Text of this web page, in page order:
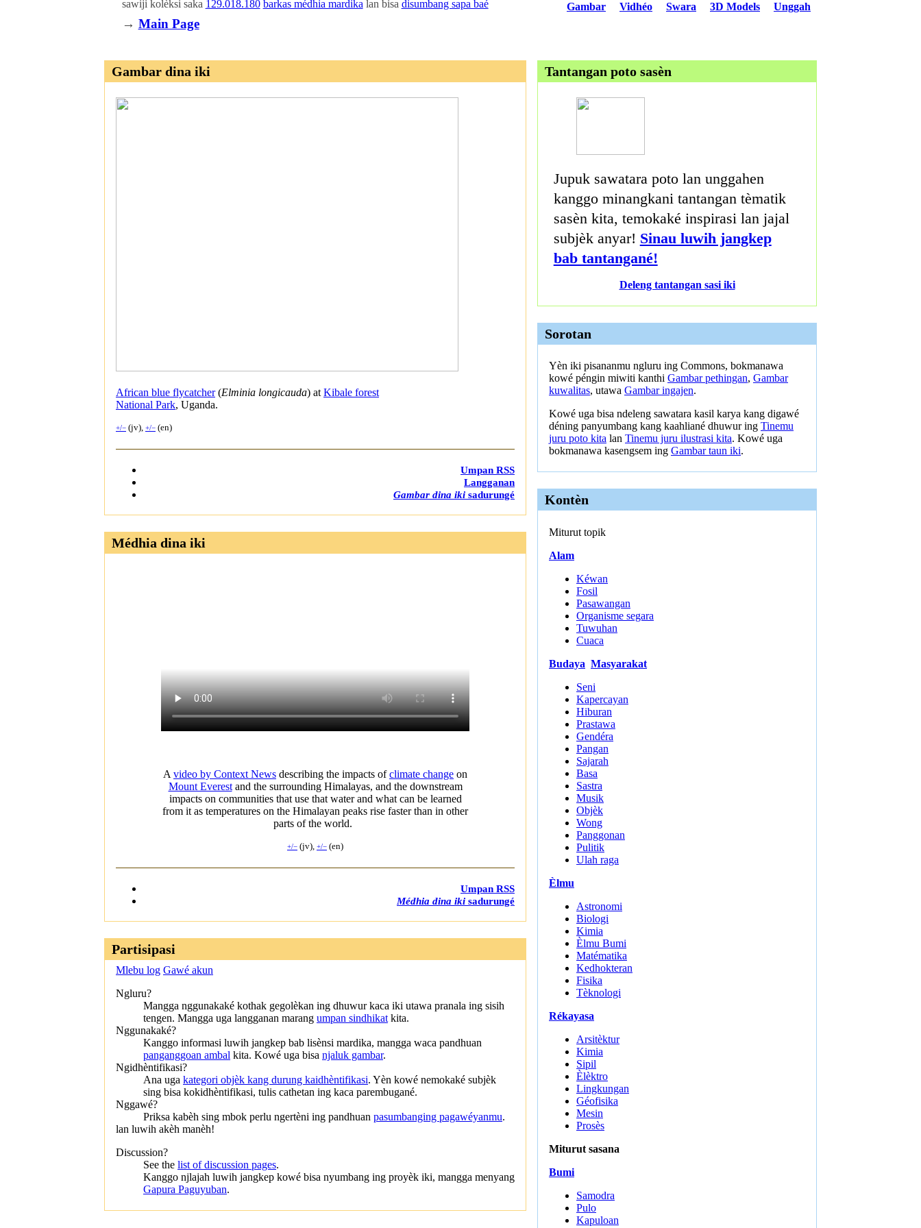
sawiji kolèksi saka 129.018.180 barkas médhia mardika lan bisa disumbang sapa baé
→ Main Page
Gambar Vidhéo Swara 3D Models Unggah
Gambar dina iki
African blue flycatcher(Elminia longicauda) at Kibale forest
National Park, Uganda.
+/− (jv), +/− (en)
Umpan RSS
Langganan
Gambar dina iki sadurungé
Médhia dina iki
A video by Context News describing the impacts ofclimate change on
Mount Everestand the surrounding Himalayas, and the downstream
impacts on communities that use that water and what can be learned
from it as temperatures on the Himalayan peaks rise faster than in other
parts of the world.
+/− (jv), +/− (en)
Umpan RSS
Médhia dina iki sadurungé
Partisipasi
Mlebu log Gawé akun
Ngluru?
Mangga nggunakaké kothak gegolèkan ing dhuwur kaca iki utawa pranala ing sisih
tengen. Mangga uga langganan marang umpan sindhikat kita.
Nggunakaké?
Kanggo informasi luwih jangkep bab lisènsi mardika, mangga waca pandhuan
panganggoan ambal kita. Kowé uga bisa njaluk gambar.
Ngidhèntifikasi?
Ana uga kategori objèk kang durung kaidhèntifikasi. Yèn kowé nemokaké subjèk
sing bisa kokidhèntifikasi, tulis cathetan ing kaca parembugané.
Nggawé?
Priksa kabèh sing mbok perlu ngertèni ing pandhuan pasumbanging pagawéyanmu.
lan luwih akèh manèh!
Discussion?
See the list of discussion pages.
Kanggo njlajah luwih jangkep kowé bisa nyumbang ing proyèk iki, mangga menyang
Gapura Paguyuban.
Tantangan poto sasèn
Jupuk sawatara poto lan unggahen
kanggo minangkani tantangan tèmatik
sasèn kita, temokaké inspirasi lan jajal
subjèk anyar! Sinau luwih jangkep
bab tantangané!
Deleng tantangan sasi iki
Sorotan
Yèn iki pisananmu ngluru ing Commons, bokmanawa
kowé péngin miwiti kanthi Gambar pethingan, Gambar
kuwalitas, utawa Gambar ingajen.
Kowé uga bisa ndeleng sawatara kasil karya kang digawé
déning panyumbang kang kaahliané dhuwur ing Tinemu
juru poto kita lan Tinemu juru ilustrasi kita. Kowé uga
bokmanawa kasengsem ing Gambar taun iki.
Kontèn
Miturut topik
Alam
Kéwan
Fosil
Pasawangan
Organisme segara
Tuwuhan
Cuaca
Budaya Masyarakat
Seni
Kapercayan
Hiburan
Prastawa
Gendéra
Pangan
Sajarah
Basa
Sastra
Musik
Objèk
Wong
Panggonan
Pulitik
Ulah raga
Èlmu
Astronomi
Biologi
Kimia
Èlmu Bumi
Matématika
Kedhokteran
Fisika
Tèknologi
Rékayasa
Arsitèktur
Kimia
Sipil
Èlèktro
Lingkungan
Géofisika
Mesin
Prosès
Miturut sasana
Bumi
Samodra
Pulo
Kapuloan